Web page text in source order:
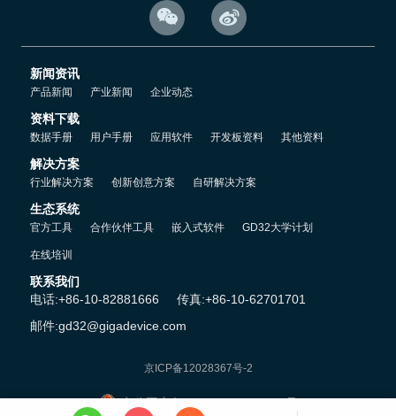
能够确保以稳健增长的产能支持用户在各领域持续扩张的需求。
以GD32L233系列低功耗MCU、GD32W515系列Wi-Fi MCU、
GD32F310系列入门级MCU、GD32F30x系列主流型MCU为代表，
不断迭代升级，从而为进入工业表计、电池供电、仪器仪表、智能家
居、AIoT等更多细分市场并提升份额带来更多商机。
分析机构对未来几年MCU市场的持续看好也印证了上述分析。IC
Insights最新预测， 2022年全球MCU的市场销售额将增长10%，市
场规模有望达到215亿美元，再创历史新高。未来五年，32位MCU
的销售额预计将以9.4%的复合年增长率增长，到2026年将达到285
亿美元。MCU的平均售价也将不断上升，复合年增长率将达到
3.5%。中国MCU市场在2019年规模已达到42亿美元，占全球市场
价格涨幅超过预期，预计2022年将继续上涨，且在2026年前不太可
 
新闻资讯
产品新闻 产业新闻 企业动态
资料下载
数据手册 用户手册 应用软件 开发板资料 其他资料
解决方案
行业解决方案 创新创意方案 自研解决方案
生态系统
官方工具 合作伙伴工具 嵌入式软件 GD32大学计划
在线培训
联系我们
电话:+86-10-82881666
传真:+86-10-62701701
邮件:gd32@gigadevice.com
京ICP备12028367号-2
京公网安备 11010802042541号